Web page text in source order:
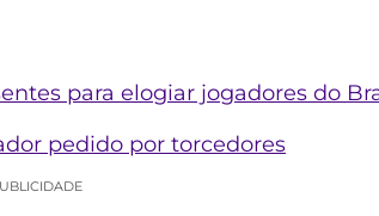
para elogiar jogadores do
pedido por torcedores